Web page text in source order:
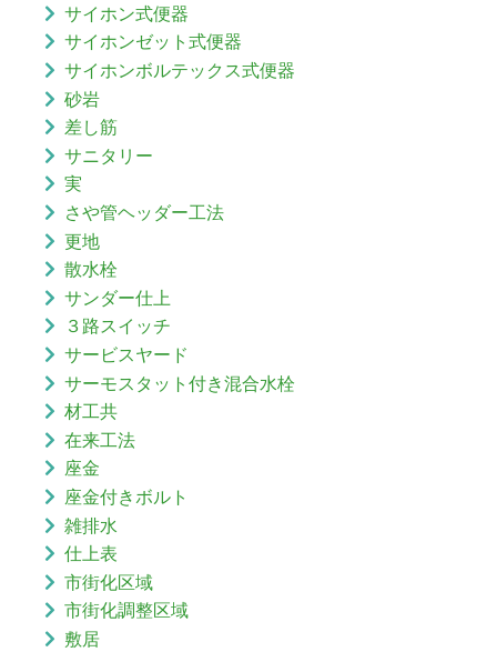
サイホン式便器
サイホンゼット式便器
サイホンボルテックス式便器
砂岩
差し筋
サニタリー
実
さや管ヘッダー工法
更地
散水栓
サンダー仕上
３路スイッチ
サービスヤード
サーモスタット付き混合水栓
材工共
在来工法
座金
座金付きボルト
雑排水
仕上表
市街化区域
市街化調整区域
敷居